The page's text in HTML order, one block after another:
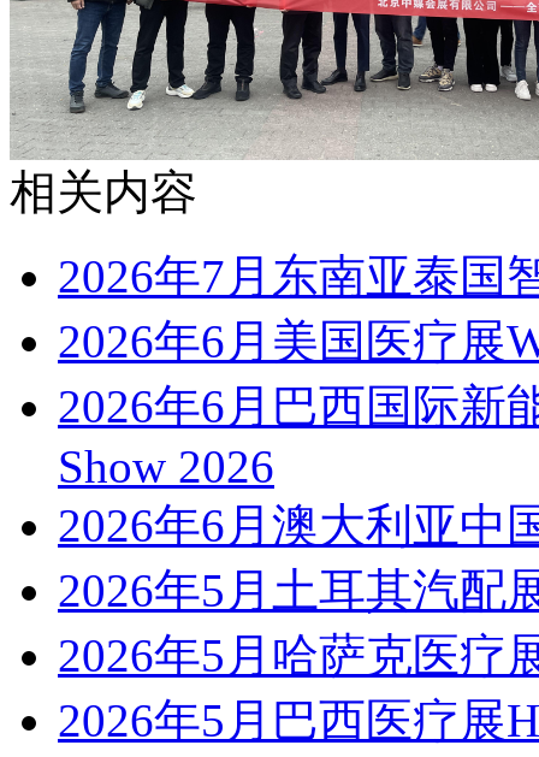
相关内容
2026年7月东南亚泰国
2026年6月美国医疗展
2026年6月巴西国际新
Show 2026
2026年6月澳大利亚中
2026年5月土耳其汽配
2026年5月哈萨克医疗
2026年5月巴西医疗展